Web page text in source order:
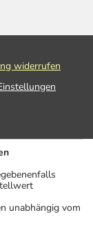
widerrufen
unabhängig vom